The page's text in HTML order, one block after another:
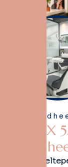
X 5
dhe